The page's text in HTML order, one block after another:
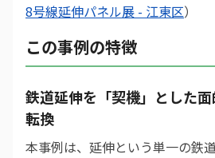
8号線延伸パネル展 - 江東区）
この事例の特徴
鉄道延伸を「契機」とした
転換
本事例は、延伸という単一の鉄